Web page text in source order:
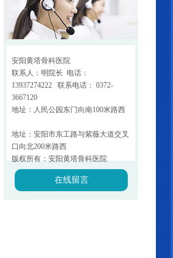
安阳黄塔骨科医院
联系人：明院长 电话：
13937274222 联系电话： 0372-
3667120
地址：人民公园东门向南100米路西
地址：安阳市东工路与紫薇大道交叉
口向北200米路西
版权所有：安阳黄塔骨科医院
在线留言